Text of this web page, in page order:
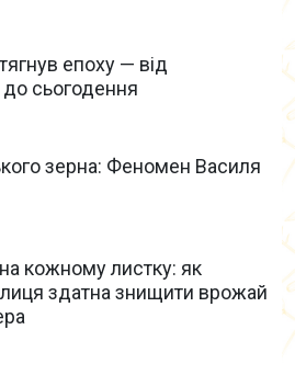
епоху — від
до сьогодення
зерна: Феномен Василя
кожному листку: як
здатна знищити врожай